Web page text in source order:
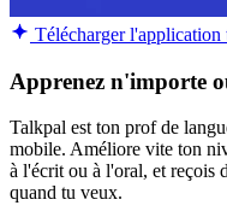
Télécharger l'application
Apprenez n'importe
Talkpal est ton prof de
mobile. Améliore vite ton
à l'écrit ou à l'oral, et reçois
quand tu veux.